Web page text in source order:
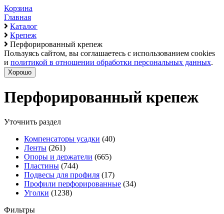
Корзина
Главная
Каталог
Крепеж
Перфорированный крепеж
Пользуясь сайтом, вы соглашаетесь с использованием cookies
и политикой в отношении обработки персональных данных.
Хорошо
Перфорированный крепеж
Уточнить раздел
Компенсаторы усадки (40)
Ленты (261)
Опоры и держатели (665)
Пластины (744)
Подвесы для профиля (17)
Профили перфорированные (34)
Уголки (1238)
Фильтры